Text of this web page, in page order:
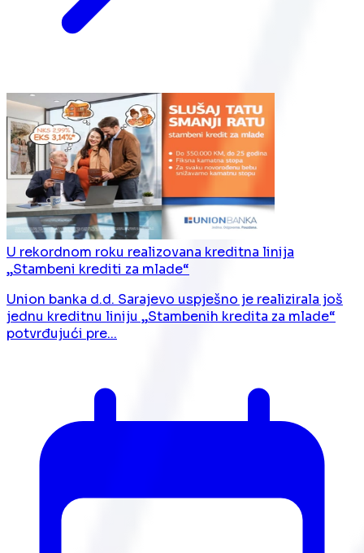
U rekordnom roku realizovana kreditna linija
„Stambeni krediti za mlade“
Union banka d.d. Sarajevo uspješno je realizirala još
jednu kreditnu liniju „Stambenih kredita za mlade“
potvrđujući pre...